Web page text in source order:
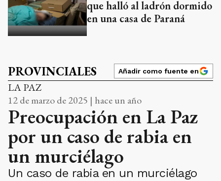
que halló al ladrón dormido
en una casa de Paraná
PROVINCIALES Añadir como fuente en
LA PAZ
12 de marzo de 2025 | hace un año
Preocupación en La Paz
por un caso de rabia en
un murciélago
Un caso de rabia en un murciélago